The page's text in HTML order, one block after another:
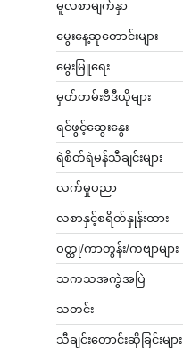
မူလစာမျက်နှာ
မွေးနေ့ဆုတောင်းများ
မွေးမြူရေး
မှတ်တမ်းဗီဒီယိုများ
ရင်ဖွင့်ဆွေးနွေး
ရဲစိတ်ရဲမန်သီချင်းများ
လက်မှုပညာ
လစာနှင့်စရိတ်နှုန်းထား
ဝတ္ထု/ကာတွန်း/ကဗျာများ
သကသအကွဲအပြဲ
သတင်း
သီချင်းတောင်းဆိုခြင်းများ